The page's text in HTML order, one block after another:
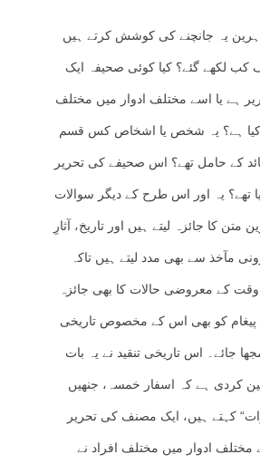
یہ جانچنے کی کوشش کرتے ہیں
کب لکھے گئے؟ کیا کوئی صحیفہ ایک
ہے یا اسے مختلف ادوار میں مختلف
ہے؟ یہ شخص یا اشخاص کس قسم
کے حامل تھے؟ اس صحیفے کی تحریر
تھے؟ یہ اور اس طرح کے دیگر سوالات
متن کا جائزہ لیتے ہیں اور تاریخ، آثارِ
مآخذ سے بھی مدد لیتے ہیں تاکہ
کے معروضی حالات کا بھی جائزہ
پیغام کو بھی اس کے مخصوص تاریخی
جائے۔ اس تاریخی تنقید نے یہ بات
کردی ہے کہ اسفار خمسہ، جنھیں
کہتے ہیں، ایک مصنف کی تحریر
مختلف ادوار میں مختلف افراد نے